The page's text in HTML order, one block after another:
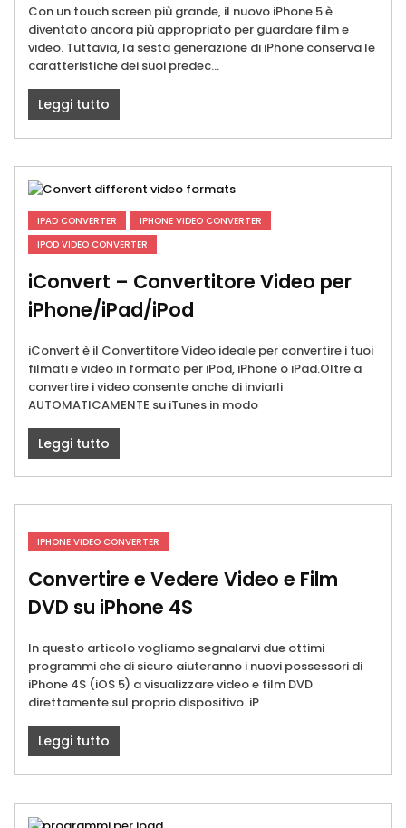
Con un touch screen più grande, il nuovo iPhone 5 è
diventato ancora più appropriato per guardare film e
video. Tuttavia, la sesta generazione di iPhone conserva le
caratteristiche dei suoi predec...
Leggi tutto
IPAD CONVERTER
IPHONE VIDEO CONVERTER
IPOD VIDEO CONVERTER
iConvert – Convertitore Video per
iPhone/iPad/iPod
iConvert è il Convertitore Video ideale per convertire i tuoi
filmati e video in formato per iPod, iPhone o iPad.Oltre a
convertire i video consente anche di inviarli
AUTOMATICAMENTE su iTunes in modo
Leggi tutto
IPHONE VIDEO CONVERTER
Convertire e Vedere Video e Film
DVD su iPhone 4S
In questo articolo vogliamo segnalarvi due ottimi
programmi che di sicuro aiuteranno i nuovi possessori di
iPhone 4S (iOS 5) a visualizzare video e film DVD
direttamente sul proprio dispositivo. iP
Leggi tutto